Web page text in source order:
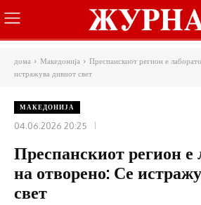
дома Македонија
Преспанскиот регион е
истражува дивиот свет
МАКЕДОНИЈА
04.06.2026 20:25
Преспанскиот регион е
на отворено: Се
свет